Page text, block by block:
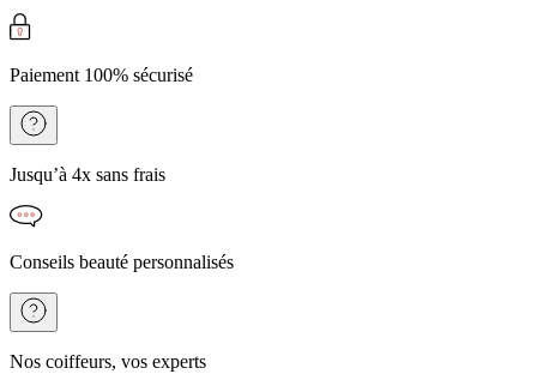
Paiement 100% sécurisé
Jusqu’à 4x sans frais
Conseils beauté personnalisés
Nos coiffeurs, vos experts